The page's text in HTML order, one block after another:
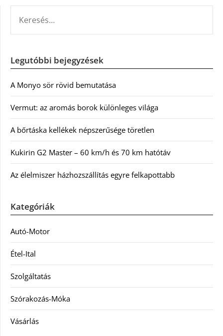
Legutóbbi bejegyzések
A Monyo sör rövid bemutatása
Vermut: az aromás borok különleges világa
A bőrtáska kellékek népszerűsége töretlen
Kukirin G2 Master – 60 km/h és 70 km hatótáv
Az élelmiszer házhozszállítás egyre felkapottabb
Kategóriák
Autó-Motor
Étel-Ital
Szolgáltatás
Szórakozás-Móka
Vásárlás